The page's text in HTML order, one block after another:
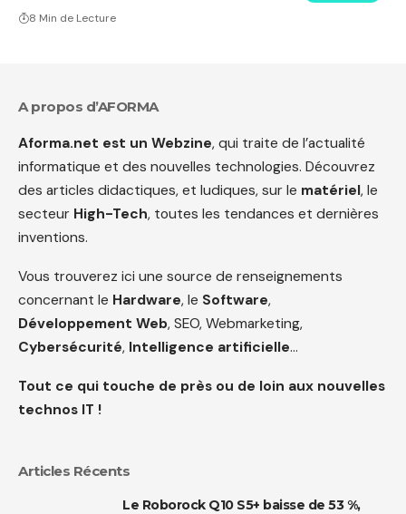
8 Min de Lecture
A propos d’AFORMA
Aforma.net est un Webzine, qui traite de l’actualité
informatique et des nouvelles technologies. Découvrez
des articles didactiques, et ludiques, sur le matériel, le
secteur High-Tech, toutes les tendances et dernières
inventions.
Vous trouverez ici une source de renseignements
concernant le Hardware, le Software,
Développement Web, SEO, Webmarketing,
Cybersécurité, Intelligence artificielle…
Tout ce qui touche de près ou de loin aux nouvelles
technos IT !
Articles Récents
Le Roborock Q10 S5+ baisse de 53 %,